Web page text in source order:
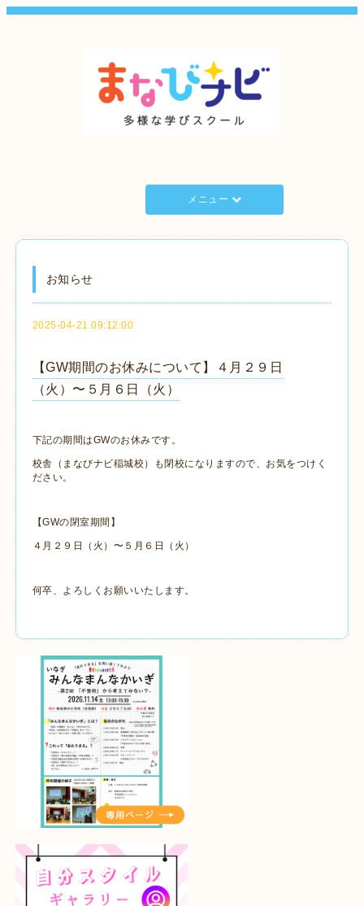
メニュー
お知らせ
2025-04-21 09:12:00
【GW期間のお休みについて】４月２９日
（火）〜５月６日（火）
下記の期間はGWのお休みです。
校舎（まなびナビ稲城校）も閉校になりますので、お気をつけく
ださい。
【GWの閉室期間】
４月２９日（火）〜５月６日（火）
何卒、よろしくお願いいたします。